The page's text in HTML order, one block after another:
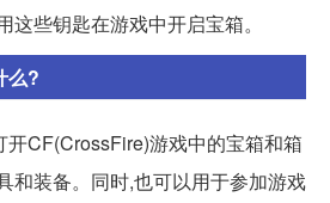
这些钥匙在游戏中开启宝箱。
么?
CF(CrossFire)游戏中的宝箱和箱
和装备。同时,也可以用于参加游戏